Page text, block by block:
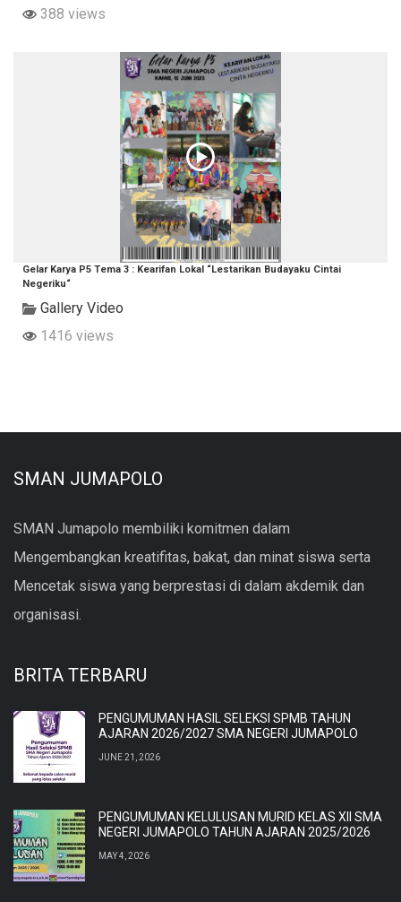
388 views
Gelar Karya P5 Tema 3 : Kearifan Lokal “Lestarikan Budayaku Cintai
Negeriku“
Gallery Video
1416 views
SMAN JUMAPOLO
SMAN Jumapolo membiliki komitmen dalam
Mengembangkan kreatifitas, bakat, dan minat siswa serta
Mencetak siswa yang berprestasi di dalam akdemik dan
organisasi.
BRITA TERBARU
PENGUMUMAN HASIL SELEKSI SPMB TAHUN
AJARAN 2026/2027 SMA NEGERI JUMAPOLO
JUNE 21, 2026
PENGUMUMAN KELULUSAN MURID KELAS XII SMA
NEGERI JUMAPOLO TAHUN AJARAN 2025/2026
MAY 4, 2026